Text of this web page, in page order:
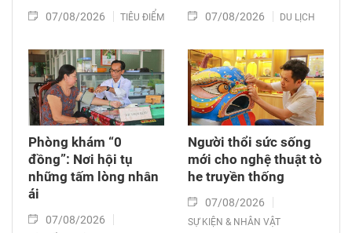
07/08/2026 TIÊU ĐIỂM 07/08/2026 DU LỊCH
Phòng khám “0
đồng”: Nơi hội tụ
những tấm lòng nhân
ái
07/08/2026
Người thổi sức sống
mới cho nghệ thuật tò
he truyền thống
07/08/2026
SỰ KIỆN & NHÂN VẬT